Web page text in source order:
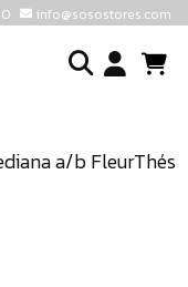
info@sosostores.com
o
a/b FleurThés